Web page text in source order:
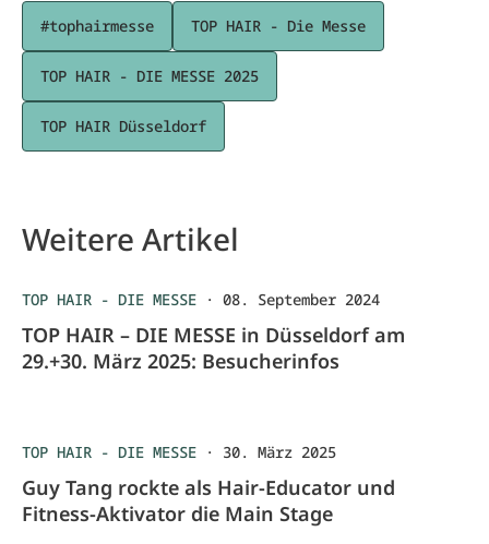
#tophairmesse TOP HAIR - Die Messe
TOP HAIR - DIE MESSE 2025
TOP HAIR Düsseldorf
Weitere Artikel
TOP HAIR - DIE MESSE · 08. September 2024
TOP HAIR – DIE MESSE in Düsseldorf am
29.+30. März 2025: Besucherinfos
TOP HAIR - DIE MESSE · 30. März 2025
Guy Tang rockte als Hair-Educator und
Fitness-Aktivator die Main Stage